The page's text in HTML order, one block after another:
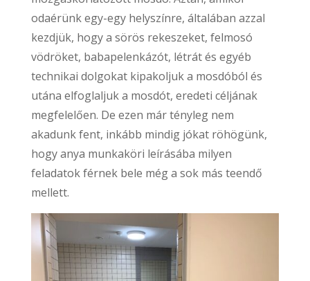
odaérünk egy-egy helyszínre, általában azzal
kezdjük, hogy a sörös rekeszeket, felmosó
vödröket, babapelenkázót, létrát és egyéb
technikai dolgokat kipakoljuk a mosdóból és
utána elfoglaljuk a mosdót, eredeti céljának
megfelelően. De ezen már tényleg nem
akadunk fent, inkább mindig jókat röhögünk,
hogy anya munkaköri leírásába milyen
feladatok férnek bele még a sok más teendő
mellett.